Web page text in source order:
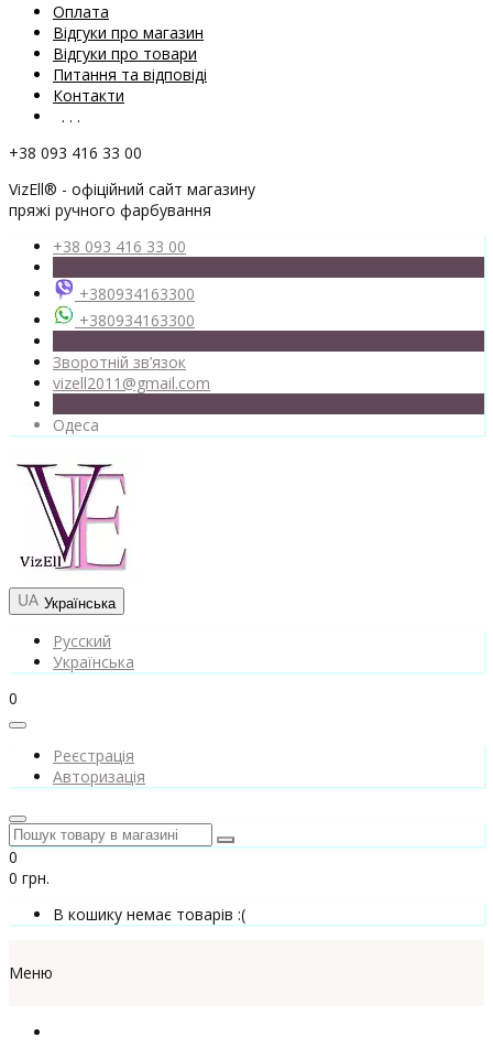
Оплата
Відгуки про магазин
Відгуки про товари
Питання та відповіді
Контакти
. . .
+38 093 416 33 00
VizEll® - офіційний сайт магазину
пряжі ручного фарбування
+38 093 416 33 00
+380934163300
+380934163300
Зворотній зв’язок
vizell2011@gmail.com
Одеса
Українська
Русский
Українська
0
Реєстрація
Авторизація
0
0 грн.
В кошику немає товарів :(
Меню